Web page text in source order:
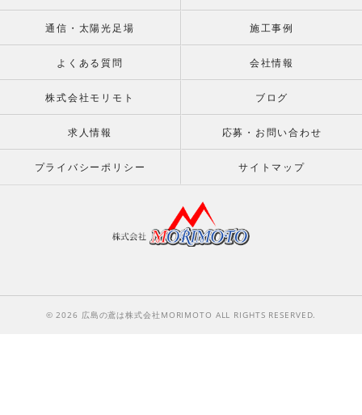
通信・太陽光足場 施工事例
よくある質問 会社情報
株式会社モリモト ブログ
求人情報 応募・お問い合わせ
プライバシーポリシー サイトマップ
© 2026 広島の鳶は株式会社MORIMOTO ALL RIGHTS RESERVED.